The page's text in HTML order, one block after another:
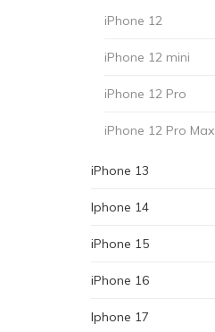
iPhone 12
iPhone 12 mini
iPhone 12 Pro
iPhone 12 Pro Max
iPhone 13
Iphone 14
iPhone 15
iPhone 16
Iphone 17